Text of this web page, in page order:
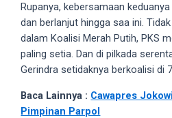
videos
other
websites.
18Tube.tv
you’ll
Rupanya, kebersamaan
dan berlanjut hingga saa ini.
dalam Koalisi Merah Putih, PKS
paling setia. Dan di pilkada
Gerindra setidaknya berkoalisi di
Baca Lainnya : Cawapres
Pimpinan Parpol